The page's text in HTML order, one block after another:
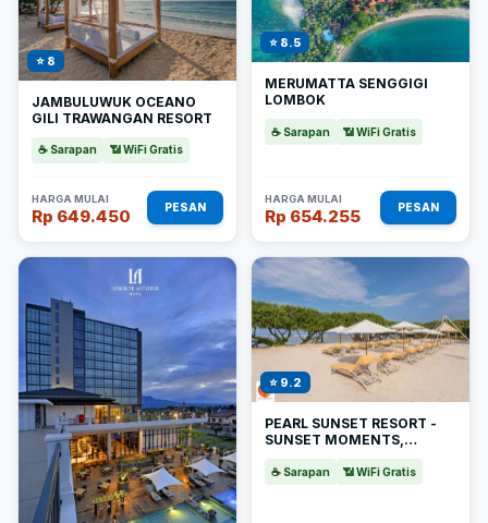
⭐ 8
JAMBULUWUK OCEANO
GILI TRAWANGAN RESORT
☕ Sarapan 📶 WiFi Gratis
HARGA MULAI
Rp 649.450 PESAN
⭐ 8.5
MERUMATTA SENGGIGI
LOMBOK
☕ Sarapan 📶 WiFi Gratis
HARGA MULAI
Rp 654.255 PESAN
⭐ 9.2
PEARL SUNSET RESORT -
SUNSET MOMENTS,
☕ Sarapan 📶 WiFi Gratis